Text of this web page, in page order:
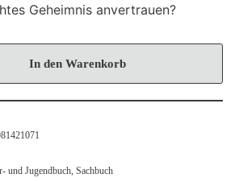
Geheimnis anvertrauen?
In den Warenkorb
und Jugendbuch Sachbuch